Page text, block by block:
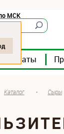
МСК
Каталог • Сыры